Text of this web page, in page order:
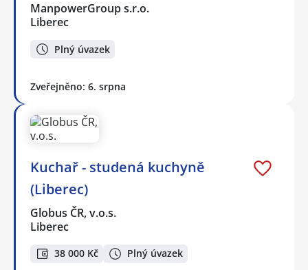
ManpowerGroup s.r.o.
Liberec
Plný úvazek
Zveřejněno: 6. srpna
Kuchař - studená kuchyně
(Liberec)
Globus ČR, v.o.s.
Liberec
38 000 Kč Plný úvazek